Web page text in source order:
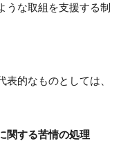
うな取組を支援する制
的なものとしては、
関する苦情の処理